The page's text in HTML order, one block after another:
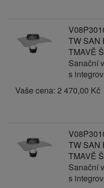
TW SAN
TMAVĚ
Sanační
s
Vaše cena: 2 470,00 Kč
TW SAN
TMAVĚ
Sanační
s